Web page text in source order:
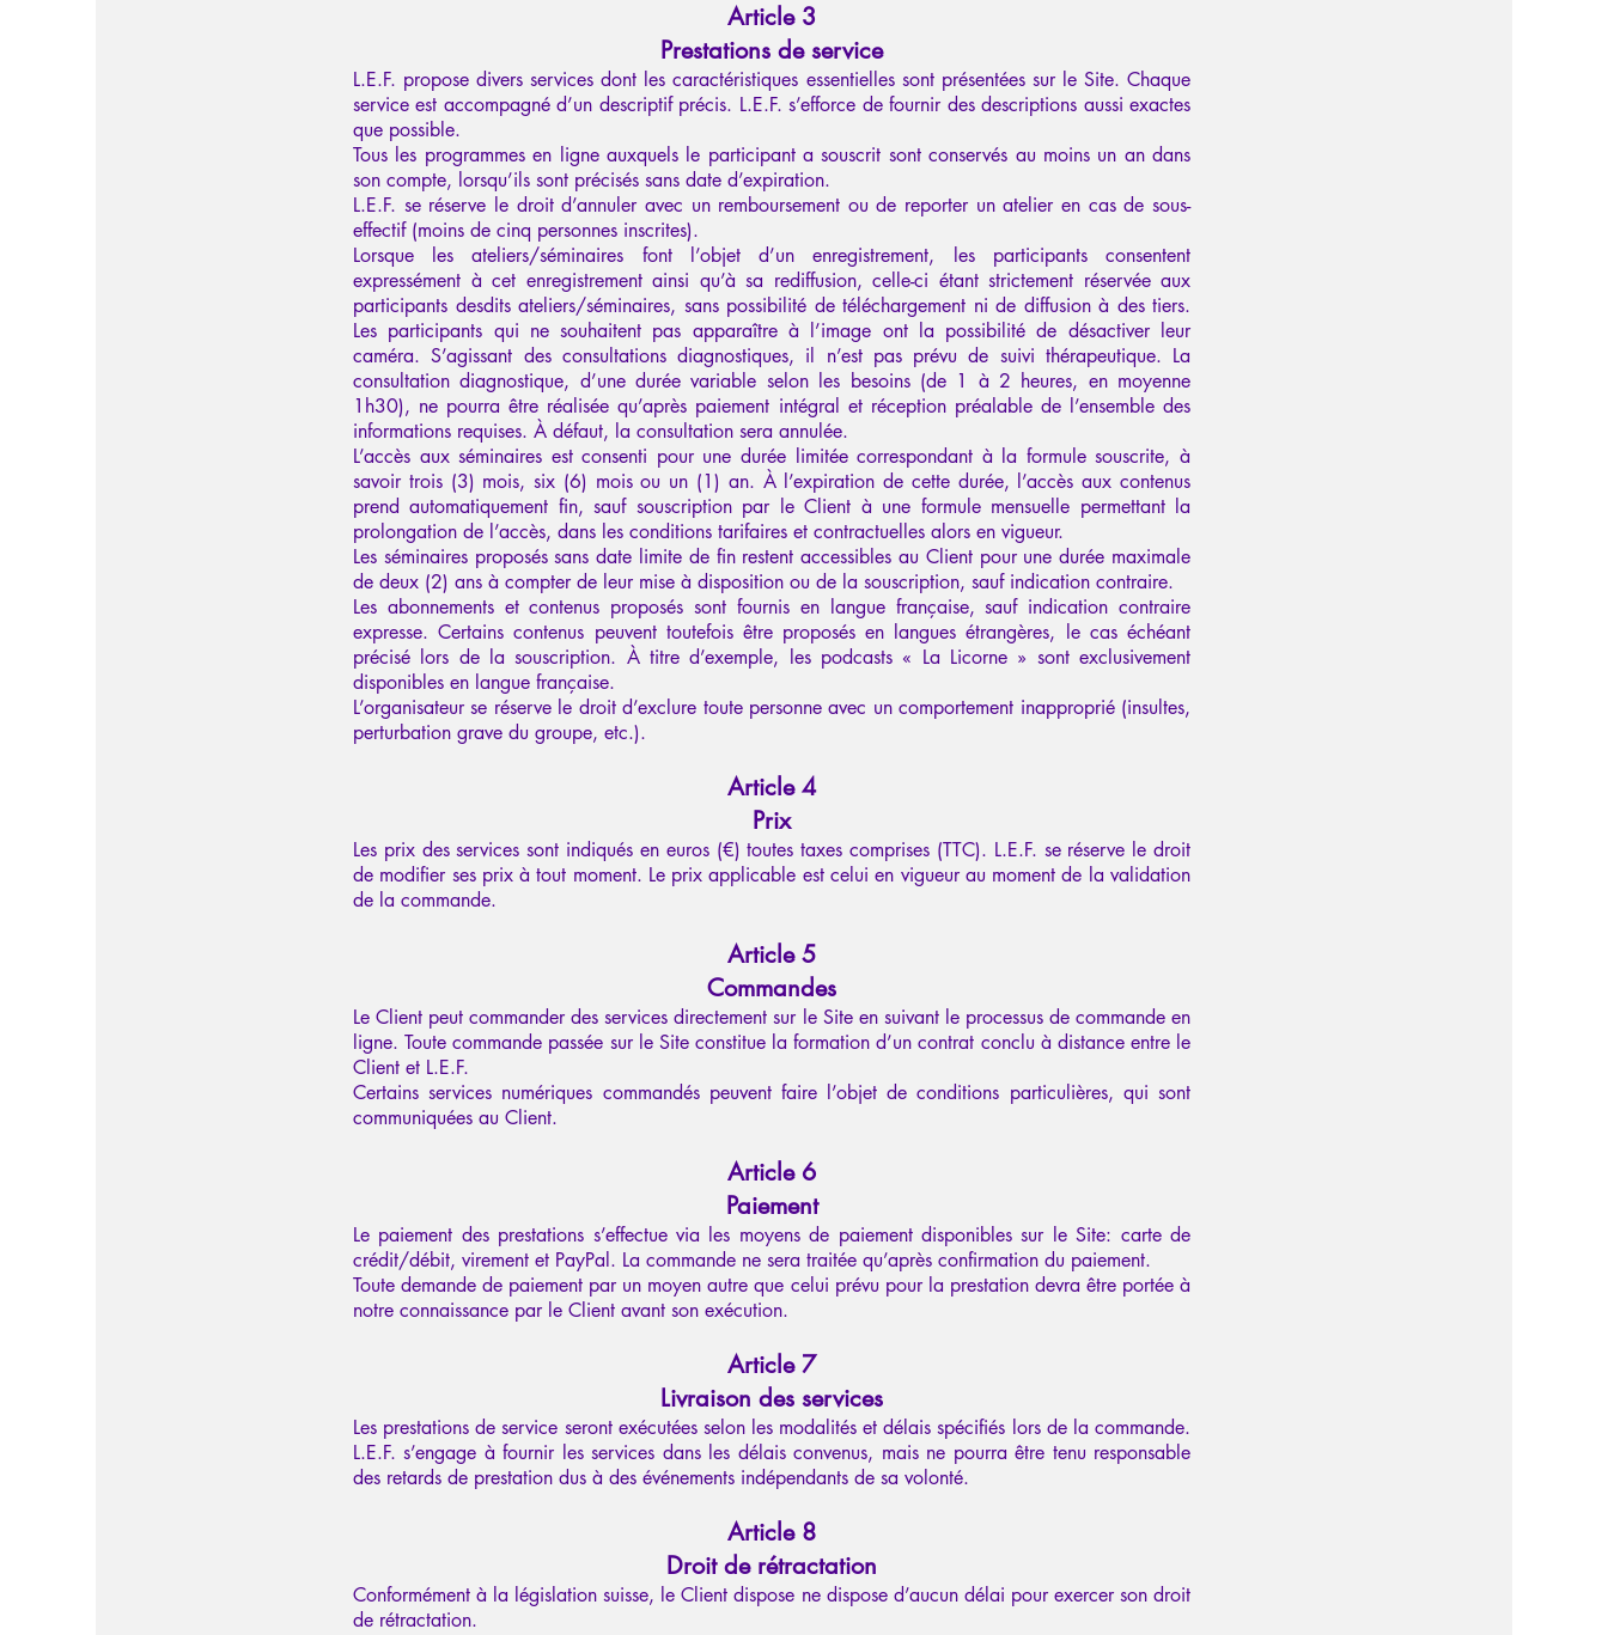
Article 3
Prestations de service
L.E.F. propose divers services dont les caractéristiques essentielles sont présentées sur le Site. Chaque
service est accompagné d’un descriptif précis. L.E.F. s’efforce de fournir des descriptions aussi exactes
que possible.
Tous les programmes en ligne auxquels le participant a souscrit sont conservés au moins un an dans
son compte, lorsqu’ils sont précisés sans date d’expiration.
L.E.F. se réserve le droit d’annuler avec un remboursement ou de reporter un atelier en cas de sous-
effectif (moins de cinq personnes inscrites).
Lorsque les ateliers/séminaires font l’objet d’un enregistrement, les participants consentent
expressément à cet enregistrement ainsi qu’à sa rediffusion, celle-ci étant strictement réservée aux
participants desdits ateliers/séminaires, sans possibilité de téléchargement ni de diffusion à des tiers.
Les participants qui ne souhaitent pas apparaître à l’image ont la possibilité de désactiver leur
caméra. S’agissant des consultations diagnostiques, il n’est pas prévu de suivi thérapeutique. La
consultation diagnostique, d’une durée variable selon les besoins (de 1 à 2 heures, en moyenne
1h30), ne pourra être réalisée qu’après paiement intégral et réception préalable de l’ensemble des
informations requises. À défaut, la consultation sera annulée.
L’accès aux séminaires est consenti pour une durée limitée correspondant à la formule souscrite, à
savoir trois (3) mois, six (6) mois ou un (1) an. À l’expiration de cette durée, l’accès aux contenus
prend automatiquement fin, sauf souscription par le Client à une formule mensuelle permettant la
prolongation de l’accès, dans les conditions tarifaires et contractuelles alors en vigueur.
Les séminaires proposés sans date limite de fin restent accessibles au Client pour une durée maximale
de deux (2) ans à compter de leur mise à disposition ou de la souscription, sauf indication contraire.
Les abonnements et contenus proposés sont fournis en langue française, sauf indication contraire
expresse. Certains contenus peuvent toutefois être proposés en langues étrangères, le cas échéant
précisé lors de la souscription. À titre d’exemple, les podcasts « La Licorne » sont exclusivement
disponibles en langue française.
L’organisateur se réserve le droit d’exclure toute personne avec un comportement inapproprié (insultes,
perturbation grave du groupe, etc.).
Article 4
Prix
Les prix des services sont indiqués en euros (€) toutes taxes comprises (TTC). L.E.F. se réserve le droit
de modifier ses prix à tout moment. Le prix applicable est celui en vigueur au moment de la validation
de la commande.
Article 5
Commandes
Le Client peut commander des services directement sur le Site en suivant le processus de commande en
ligne. Toute commande passée sur le Site constitue la formation d’un contrat conclu à distance entre le
Client et L.E.F.
Certains services numériques commandés peuvent faire l’objet de conditions particulières, qui sont
communiquées au Client.
Article 6
Paiement
Le paiement des prestations s’effectue via les moyens de paiement disponibles sur le Site: carte de
crédit/débit, virement et PayPal. La commande ne sera traitée qu’après confirmation du paiement.
Toute demande de paiement par un moyen autre que celui prévu pour la prestation devra être portée à
notre connaissance par le Client avant son exécution.
Article 7
Livraison des services
Les prestations de service seront exécutées selon les modalités et délais spécifiés lors de la commande.
L.E.F. s’engage à fournir les services dans les délais convenus, mais ne pourra être tenu responsable
des retards de prestation dus à des événements indépendants de sa volonté.
Article 8
Droit de rétractation
Conformément à la législation suisse, le Client dispose ne dispose d’aucun délai pour exercer son droit
de rétractation.